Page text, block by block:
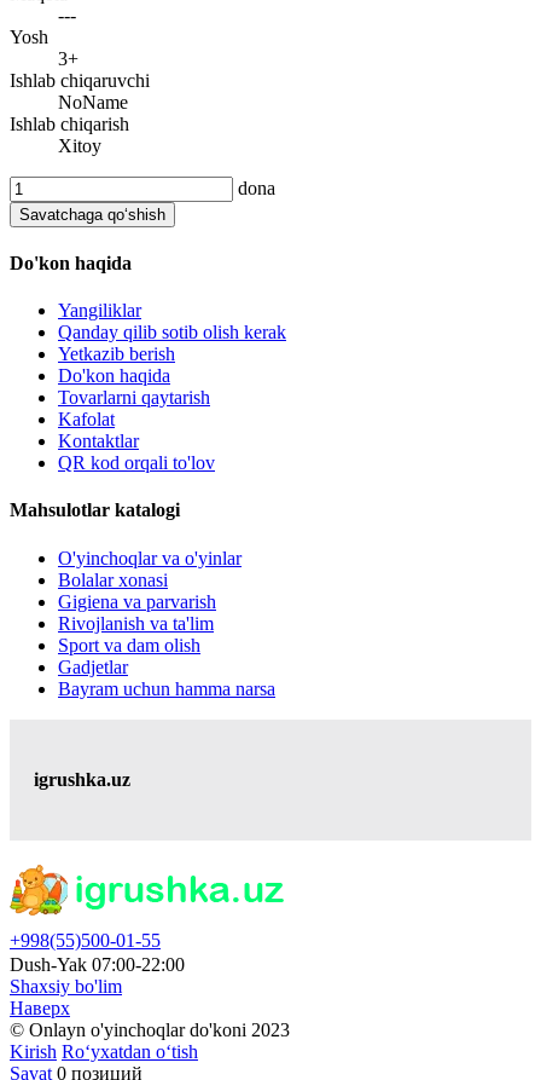
---
Yosh
3+
Ishlab chiqaruvchi
NoName
Ishlab chiqarish
Xitoy
dona
Savatchaga qo‘shish
Do'kon haqida
Yangiliklar
Qanday qilib sotib olish kerak
Yetkazib berish
Do'kon haqida
Tovarlarni qaytarish
Kafolat
Kontaktlar
QR kod orqali to'lov
Mahsulotlar katalogi
O'yinchoqlar va o'yinlar
Bolalar xonasi
Gigiena va parvarish
Rivojlanish va ta'lim
Sport va dam olish
Gadjetlar
Bayram uchun hamma narsa
igrushka.uz
+998(55)500-01-55
Dush-Yak 07:00-22:00
Shaxsiy bo'lim
Наверх
© Onlayn o'yinchoqlar do'koni 2023
Kirish Ro‘yxatdan o‘tish
Savat 0 позиций